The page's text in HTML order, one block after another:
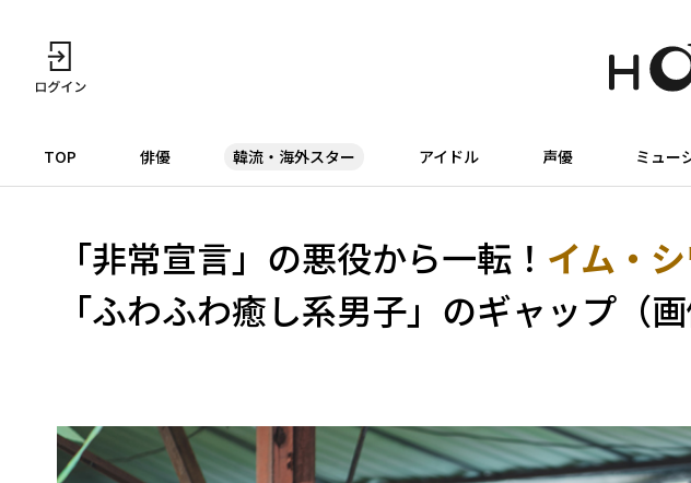
TOP 俳優 韓流・海外スター アイドル 声優 ミュー
「非常宣言」の悪役から一転！ イム・
「ふわふわ癒し系男子」のギャップ（画